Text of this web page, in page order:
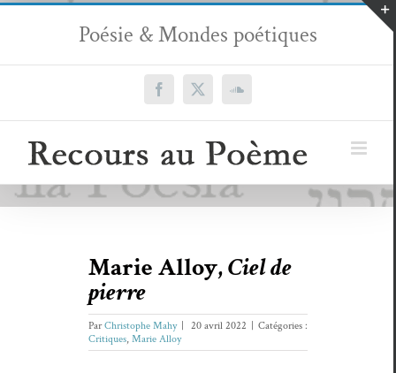
Passer
contenu
Poésie & Mondes poétiques
Facebook
X SoundCloud
Marie Alloy,Ciel de
pierre
ParChristophe Mahy 20 avril 2022
Catégories :
Critiques, Marie Alloy